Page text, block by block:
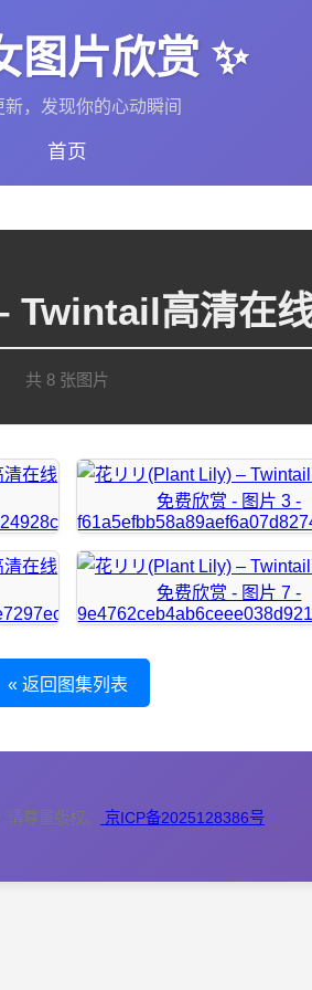
图片欣赏 ✨
新，发现你的心动瞬间
首页
Twintail高清在
共 8 张图片
« 返回图集列表
尊重版权。 京ICP备2025128386号